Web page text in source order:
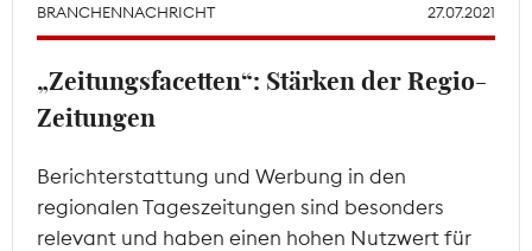
Mitgliederbereich
BRANCHENNACHRICHT 27.07.2021
„Zeitungsfacetten“: Stärken der Regio-
Zeitungen
Berichterstattung und Werbung in den
regionalen Tageszeitungen sind besonders
relevant und haben einen hohen Nutzwert für